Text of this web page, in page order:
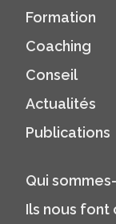
Formation
Coaching
Conseil
Actualités
Publications
Qui
Ils nous font